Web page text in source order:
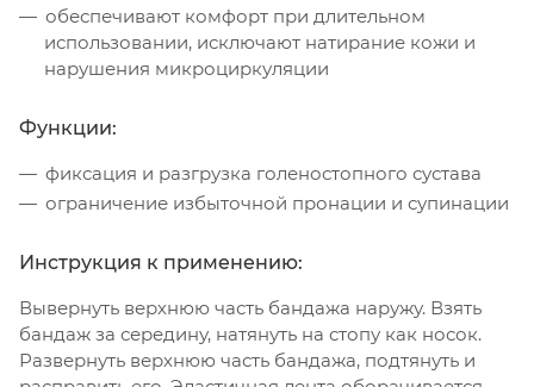
обеспечивают комфорт при длительном
использовании, исключают натирание кожи и
нарушения микроциркуляции
Функции:
фиксация и разгрузка голеностопного сустава
ограничение избыточной пронации и супинации
Инструкция к применению:
Вывернуть верхнюю часть бандажа наружу. Взять
бандаж за середину, натянуть на стопу как носок.
Развернуть верхнюю часть бандажа, подтянуть и